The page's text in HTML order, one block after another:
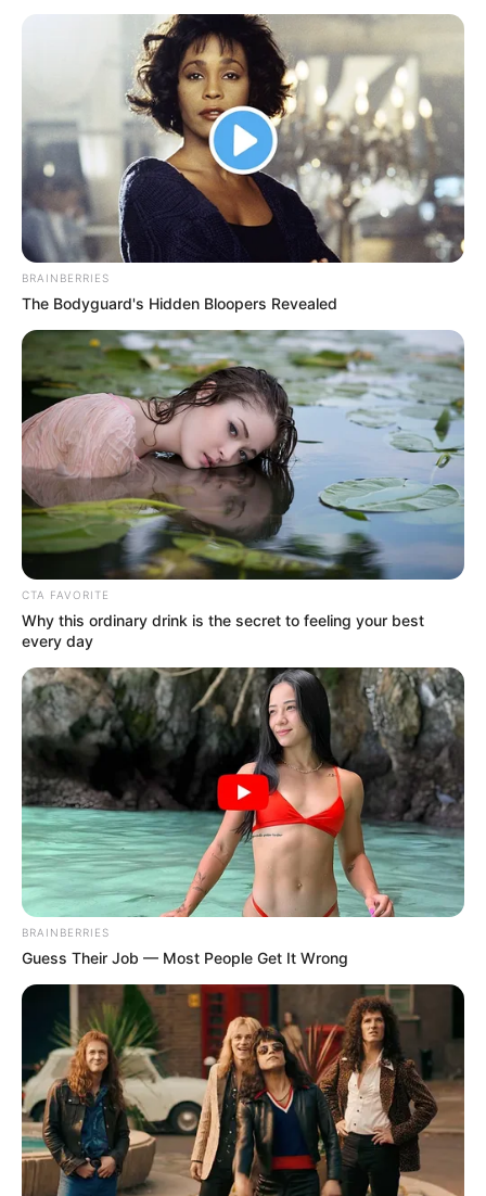
Friss hírek
Elszabadult a pokol -Magyar
Péter durván megmondta az
igazat Gulyás
Gergelyről!Hatalmas pofont
kapott..
bySzerző • February 13, 2026
Kedves Gulyás Gergő, sajnálom, hogy Te is
lesüllyedtél a rogáni-göbbelsi propaganda
szintjére és csak durva személyeskedő
megjegyzésre futja egy kormányinfón. Többre
voltál Te ennél hivatott. Még nem késő kiszállni és
otthagyni a maffiát, már csak a tiszteletreméltó
őseid emléke miatt is.
Egy kormányinfón az lenne a feladatod, hogy
beszámolj arról, hogy miként tettétek hazánkat az
Unió második legszegényebb és legkorruptabb
országává.
Beszélhettél volna arról is, hogy miért hazudjátok
magatokat család-, vidék-, gyerekbarát
kormánynak, miközben szisztematikusan
lerohasztottátok a magyar oktatást,
egészségügyet, közlekedést, gyermekvédelmet,
BRAINBERRIES
The Bodyguard's Hidden Bloopers Revealed
CTA FAVORITE
Why this ordinary drink is the secret to feeling your best
every day
BRAINBERRIES
Guess Their Job — Most People Get It Wrong